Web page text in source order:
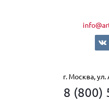
г. Москва, ул.
8 (800)